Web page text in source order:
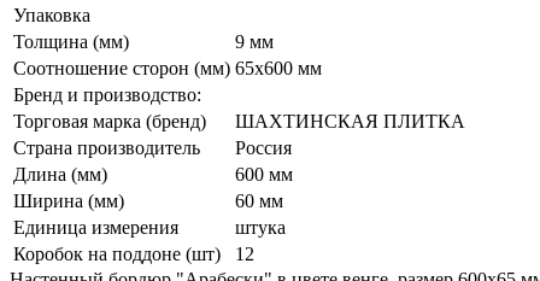
Упаковка
Толщина (мм)
9 мм
Соотношение сторон (мм) 65x600 мм
Бренд и производство:
Торговая марка (бренд)
ШАХТИНСКАЯ ПЛИТКА
Страна производитель
Россия
Длина (мм)
600 мм
Ширина (мм)
60 мм
Единица измерения
штука
Коробок на поддоне (шт)
12